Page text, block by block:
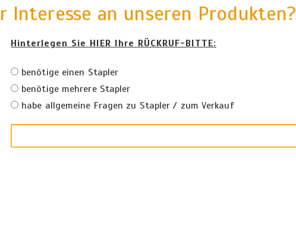
Interesse an unseren Produkten?
Hinterlegen Sie HIER Ihre RÜCKRUF-BITTE:
benötige einen Stapler
benötige mehrere Stapler
habe allgemeine Fragen zu Stapler / zum Verkauf